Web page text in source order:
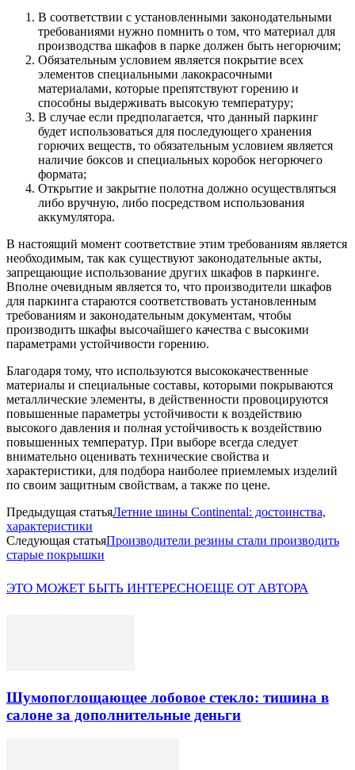
В соответствии с установленными законодательными
требованиями нужно помнить о том, что материал для
производства шкафов в парке должен быть негорючим;
Обязательным условием является покрытие всех
элементов специальными лакокрасочными
материалами, которые препятствуют горению и
способны выдерживать высокую температуру;
В случае если предполагается, что данный паркинг
будет использоваться для последующего хранения
горючих веществ, то обязательным условием является
наличие боксов и специальных коробок негорючего
формата;
Открытие и закрытие полотна должно осуществляться
либо вручную, либо посредством использования
аккумулятора.
В настоящий момент соответствие этим требованиям является
необходимым, так как существуют законодательные акты,
запрещающие использование других шкафов в паркинге.
Вполне очевидным является то, что производители шкафов
для паркинга стараются соответствовать установленным
требованиям и законодательным документам, чтобы
производить шкафы высочайшего качества с высокими
параметрами устойчивости горению.
Благодаря тому, что используются высококачественные
материалы и специальные составы, которыми покрываются
металлические элементы, в действенности провоцируются
повышенные параметры устойчивости к воздействию
высокого давления и полная устойчивость к воздействию
повышенных температур. При выборе всегда следует
внимательно оценивать технические свойства и
характеристики, для подбора наиболее приемлемых изделий
по своим защитным свойствам, а также по цене.
Предыдущая статьяЛетние шины Continental: достоинства,
характеристики
Следующая статьяПроизводители резины стали производить
старые покрышки
ЭТО МОЖЕТ БЫТЬ ИНТЕРЕСНОЕЩЕ ОТ АВТОРА
Шумопоглощающее лобовое стекло: тишина в
салоне за дополнительные деньги